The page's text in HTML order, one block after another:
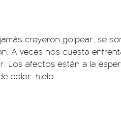
creyeron golpear, se
A veces nos cuesta
Los afectos están a la
color: hielo.